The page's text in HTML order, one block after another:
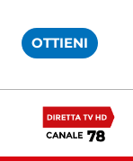
OTTIENI